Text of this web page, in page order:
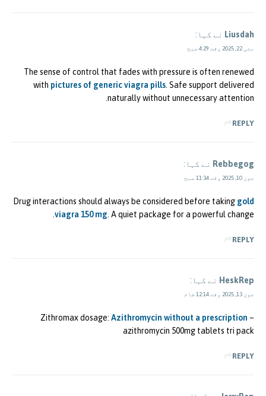
Liusdah نے کہا:
مئی 22, 2025 وقت 4:29 صبح
The sense of control that fades with pressure is often renewed
with pictures of generic viagra pills. Safe support delivered
naturally without unnecessary attention.
REPLY
Rebbegog نے کہا:
جون 10, 2025 وقت 11:34 صبح
Drug interactions should always be considered before taking gold
viagra 150 mg. A quiet package for a powerful change.
REPLY
HeskRep نے کہا:
جون 13, 2025 وقت 12:14 شام
Zithromax dosage: Azithromycin without a prescription –
azithromycin 500mg tablets tri pack
REPLY